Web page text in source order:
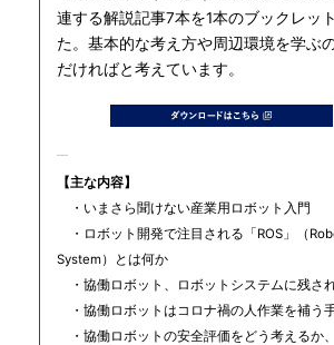
連する解説記事7本を1本のブックレッ
た。基本的な考え方や周辺環境を学ぶ
だければと考えています。
【主な内容】
・いまさら聞けない産業用ロボット入門
・ロボット開発で注目される「ROS」（
System）とは何か
・協働ロボット、ロボットシステムに残さ
・協働ロボットはコロナ禍の人作業を補う
・協働ロボットの安全評価をどう考えるか